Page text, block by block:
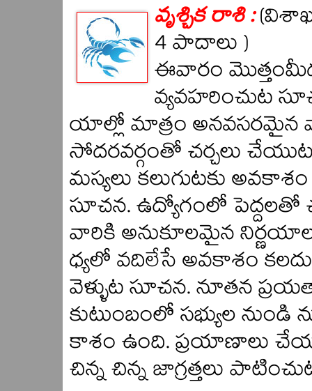
వృశ్చిక రాశి :
4 పాదాలు )
ఈవారం
వ్యవహరించుట
యాల్లో మాత్రం అనవసరమైన
సోదరవర్గంతో చర్చలు
మస్యలు కలుగుటకు
సూచన. ఉద్యోగంలో పెద్దలతో
వారికి అనుకూలమైన
ధ్యలో వదిలేసే అవకాశం కలదు
వెళ్ళుట సూచన. నూతన
కుటుంబంలో సభ్యుల
కాశం ఉంది. ప్రయాణాలు
చిన్న చిన్న జాగ్రత్తలు